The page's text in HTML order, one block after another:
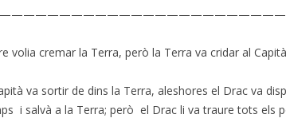
volia cremar la Terra, però la Terra va cridar al
va sortir de dins la Terra, aleshores el Drac va
i salvà a la Terra; però el Drac li va traure tots els